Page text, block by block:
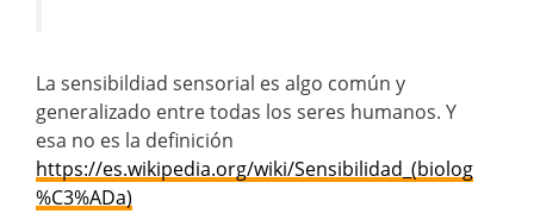
La sensibildiad sensorial es algo común y
generalizado entre todas los seres humanos. Y
esa no es la definición
https://es.wikipedia.org/wiki/Sensibilidad_(biolog
%C3%ADa)